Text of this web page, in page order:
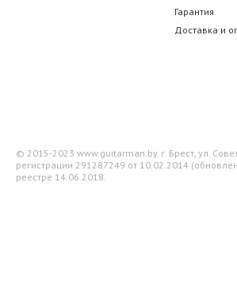
Гарантия
Доставка и
© 2015-2023 www.guitarman.by. г. Брест, ул.
регистрации 291287249 от 10.02.2014
реестре 14.06.2018.